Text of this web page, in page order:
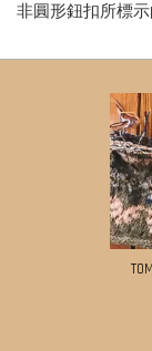
非圓形鈕扣所標示